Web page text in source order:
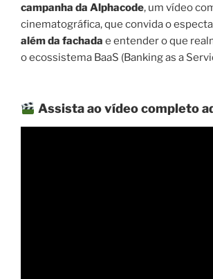
campanha da Alphacode, um vídeo
cinematográfica, que convida o
além da fachada e entender o que
o ecossistema BaaS (Banking as a
Assista ao vídeo completo